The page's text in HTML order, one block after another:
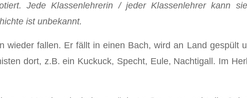
Jede Klassenlehrerin / jeder Klassenlehrer kann
ist unbekannt.
fallen. Er fällt in einen Bach, wird an Land gespült
dort, z.B. ein Kuckuck, Specht, Eule, Nachtigall. Im